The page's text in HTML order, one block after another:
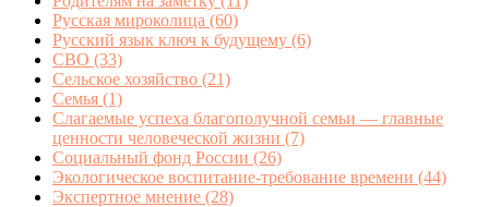
Русская мироколица (60)
Русский язык ключ к будущему (6)
СВО (33)
Сельское хозяйство (21)
Семья (1)
Слагаемые успеха благополучной семьи — главные
ценности человеческой жизни (7)
Социальный фонд России (26)
Экологическое воспитание-требование времени (44)
Экспертное мнение (28)